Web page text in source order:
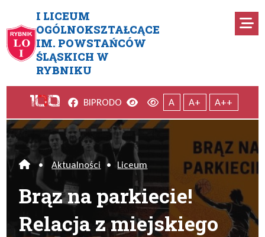
I LICEUM
OGÓLNOKSZTAŁCĄCE
IM. POWSTAŃCÓW
ŚLĄSKICH W
RYBNIKU
Brąz na parkiecie! Relacja z
Facebook
BIPRODO Wersja kontrastowa
Wersja domyślna
A A+ A++
Home
• Aktualności • Liceum
Brąz na parkiecie!
Relacja z miejskiego